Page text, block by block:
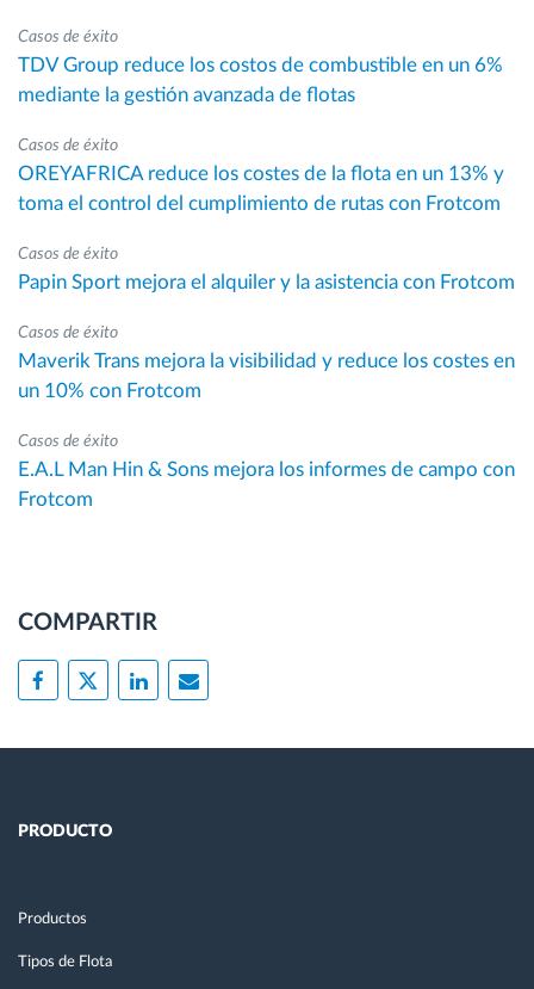
Casos de éxito
TDV Group reduce los costos de combustible en un 6%
mediante la gestión avanzada de flotas
Casos de éxito
OREYAFRICA reduce los costes de la flota en un 13% y
toma el control del cumplimiento de rutas con Frotcom
Casos de éxito
Papin Sport mejora el alquiler y la asistencia con Frotcom
Casos de éxito
Maverik Trans mejora la visibilidad y reduce los costes en
un 10% con Frotcom
Casos de éxito
E.A.L Man Hin & Sons mejora los informes de campo con
Frotcom
COMPARTIR
PRODUCTO
Productos
Tipos de Flota